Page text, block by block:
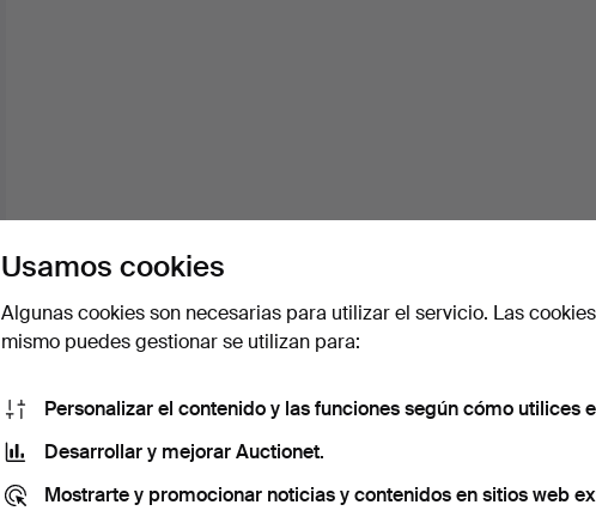
Usamos cookies
Algunas cookies son necesarias para utilizar el servicio. Las
mismo puedes gestionar se utilizan para:
Personalizar el contenido y las funciones según cómo utilices
Desarrollar y mejorar Auctionet.
Mostrarte y promocionar noticias y contenidos en sitios web